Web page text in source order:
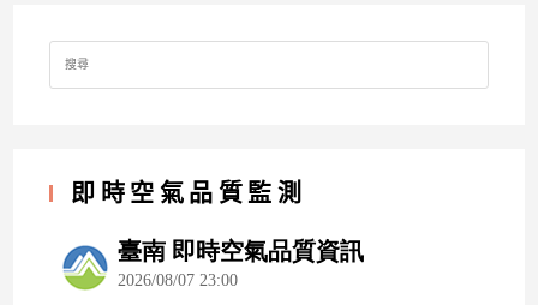
Search
for:
即時空氣品質監測